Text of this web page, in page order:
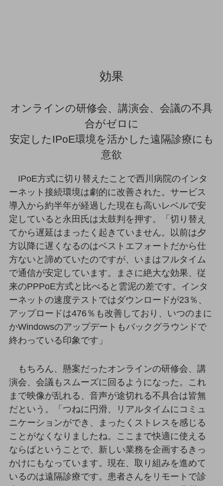
重要なお知らせ
社外からの評価実績
サステナビリティ
サステナビリティTOP
NTTドコモビジネスグループのサステナビリティ
サステナビリティ基本方針
サステナビリティレポート
ダイバーシティ
経営情報
経営情報TOP
決算公告
電子公告
採用情報
採用情報TOP
新卒採用
経験者採用
障がい者採用
人材育成制度
広告・協賛
広告
効果
オンラインの研修会、講演会、会議の不具
合がゼロに
安定したIPoE環境を活かした遠隔診療にも
意欲
IPoE方式に切り替えたことで西川病院のインタ
ーネット接続環境は劇的に改善された。サービス
導入から約半年が経過した現在も高いレベルで安
定していると永田氏は太鼓判を押す。「切り替え
てから遅延はまったく起きていません。以前は夕
方以降に遅くなるのはベストエフォートだから仕
方ないと諦めていたのですが、いまはフルタイム
で通信が安定しています。まさに絶大な効果、従
来のPPPoE方式と比べると雲泥の差です。インタ
ーネットの速度テストではダウンロードが23％、
アップロードは476％も改善しており、いつのまに
かWindowsのアップデートもバックグラウンドで
終わっている印象です」
もちろん、懸案だったオンラインの研修会、講
演会、会議もスムーズに回るようになった。これ
まで映像が乱れる、音声が途切れる不具合は皆無
だという。「つねに円滑、リアルタイムにコミュ
ニケーションができ、まったくストレスを感じる
ことがなくなりましたね。ここまで快適に使える
ならばということで、新しい業務を企画するきっ
かけにもなっています。現在、取り組みを進めて
いるのは遠隔診療です。患者さんをリモートで診